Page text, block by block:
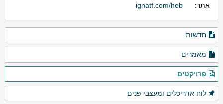
אתר:
ignatf.com/heb
חדשות
מאמרים
פרויקטים
לוח אדריכלים ומעצבי פנים